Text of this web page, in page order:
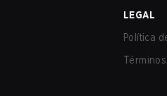
LEGAL
Política